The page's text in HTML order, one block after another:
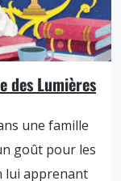
des Lumières
une famille
goût pour les
lui apprenant